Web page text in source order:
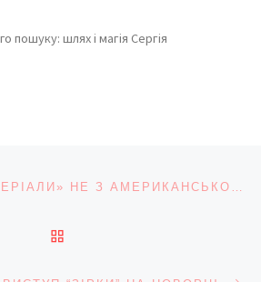
пошуку: шлях і магія Сергія